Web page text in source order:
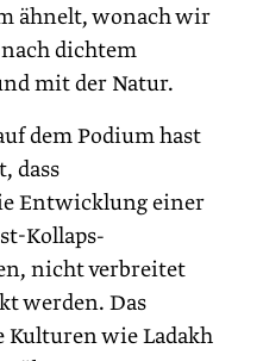
ähnelt, wonach wir
dichtem
mit der Natur.
dem Podium hast
dass
Entwicklung einer
Kollaps-
nicht verbreitet
werden. Das
Kulturen wie Ladakh